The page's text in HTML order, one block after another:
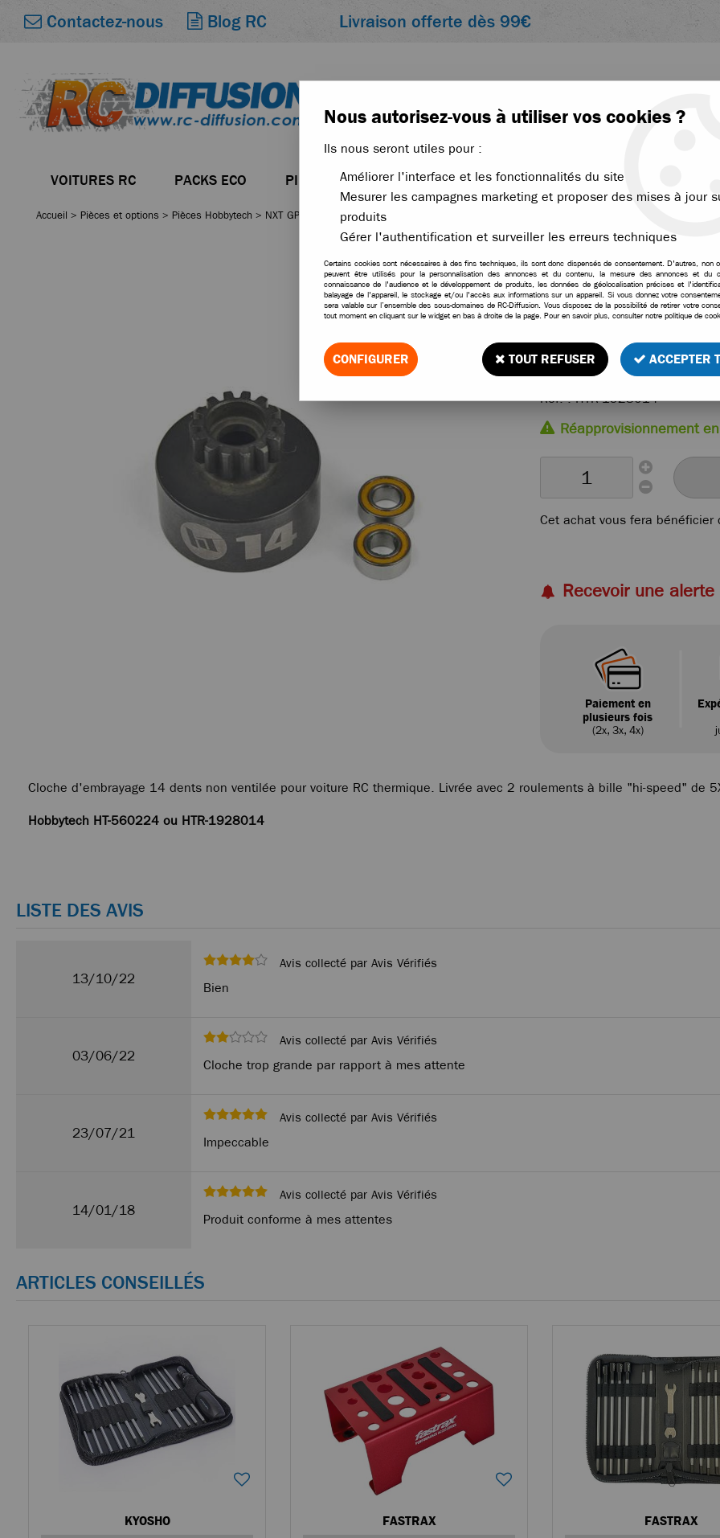
Contactez-nous Blog RC Livraison offerte dès 99€
VOITURES RC PACKS ECO PIÈCES ACCESSOIRES ÉLECTRONIQUE
Accueil > Pièces et options > Pièces Hobbytech > NXT GP NXT Evo Spirit STR8
Hobbytech cloche
4Avis Donnez
13,90 €TTC
Réf. :HTR-1928014
Réapprovisionnement
Cet achat vous fera bénéficier
Recevoir une alerte
Paiement en
plusieurs fois
(2x, 3x, 4x)
Cloche d'embrayage 14 dents non ventilée pour voiture RC thermique. Livrée avec 2 roulements à bille "hi-speed" de
Hobbytech HT-560224 ou HTR-1928014
LISTE DES AVIS
13/10/22
Avis collecté par Avis Vérifiés
Bien
03/06/22
Avis collecté par Avis Vérifiés
Cloche trop grande par rapport à mes attente
23/07/21
Avis collecté par Avis Vérifiés
Impeccable
14/01/18
Avis collecté par Avis Vérifiés
Produit conforme à mes attentes
ARTICLES CONSEILLÉS
KYOSHO FASTRAX FASTRAX
Nous autorisez-vous à utiliser vos cookies ?
Ils nous seront utiles pour :
Améliorer l'interface et les fonctionnalités du site
Mesurer les campagnes marketing et proposer des mises à jour
produits
Gérer l'authentification et surveiller les erreurs techniques
Certains cookies sont nécessaires à des fins techniques, ils sont donc dispensés de consentement. D'autres, non
peuvent être utilisés pour la personnalisation des annonces et du contenu, la mesure des annonces et du
connaissance de l'audience et le développement de produits, les données de géolocalisation précises et
balayage de l'appareil, le stockage et/ou l'accès aux informations sur un appareil. Si vous donnez votre
sera valable sur l’ensemble des sous-domaines de RC-Diffusion. Vous disposez de la possibilité de retirer votre
tout moment en cliquant sur le widget en bas à droite de la page. Pour en savoir plus, consulter notre politique de
CONFIGURER TOUT REFUSER ACCEPTER